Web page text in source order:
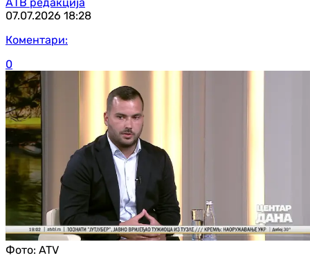
07.07.2026 18:28
Коментари:
0
Фото: ATV